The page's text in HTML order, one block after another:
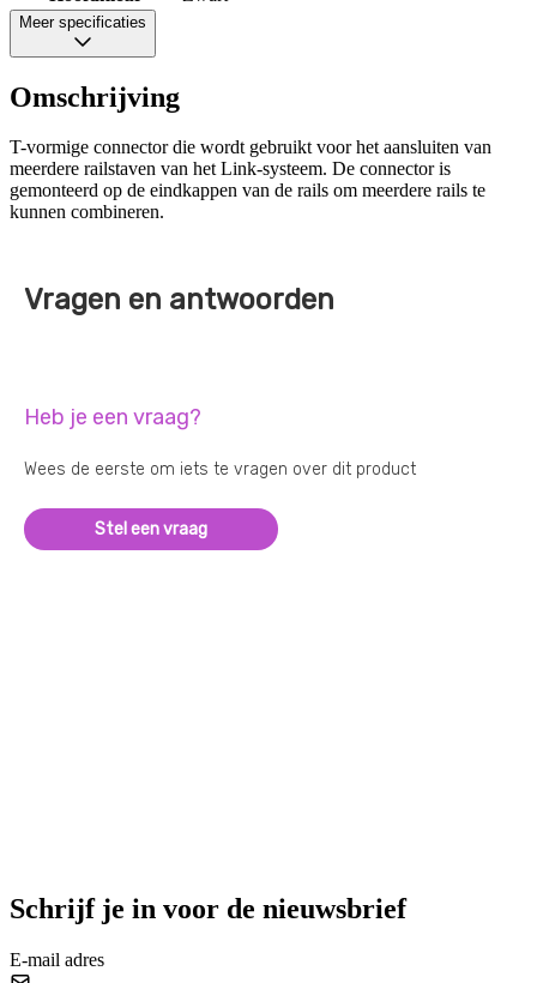
Meer specificaties
Omschrijving
T-vormige connector die wordt gebruikt voor het aansluiten van
meerdere railstaven van het Link-systeem. De connector is
gemonteerd op de eindkappen van de rails om meerdere rails te
kunnen combineren.
Vragen en antwoorden
Heb je een vraag?
Wees de eerste om iets te vragen over dit product
Stel een vraag
Schrijf je in voor de nieuwsbrief
E-mail adres